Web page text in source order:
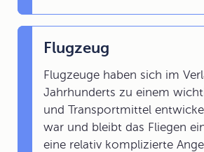
Flugzeug
Flugzeuge haben sich im
Jahrhunderts zu einem
und Transportmittel
war und bleibt das Fliegen
eine relativ komplizierte